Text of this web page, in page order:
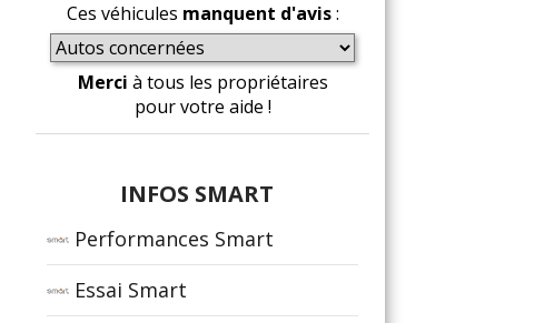
Ces véhicules manquent d'avis:
Merci à tous les propriétaires
pour votre aide !
INFOS SMART
Performances Smart
Essai Smart